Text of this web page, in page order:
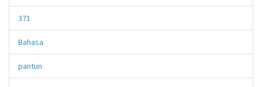
371
Bahasa
pantun